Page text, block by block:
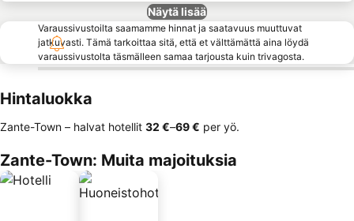
Näytä lisää
Varaussivustoilta saamamme hinnat ja saatavuus muuttuvat
jatkuvasti. Tämä tarkoittaa sitä, että et välttämättä aina löydä
varaussivustolta täsmälleen samaa tarjousta kuin trivagosta.
Hintaluokka
Zante-Town – halvat hotellit ‎32 €–‎69 € per yö.
Zante-Town: Muita majoituksia